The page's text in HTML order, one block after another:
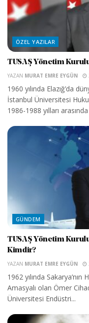
ÖZEL YAZILAR
TUSAŞ Yönetim
YAZAN MURAT EMRE EYGÜN
1960 yılında Elazığ’da
İstanbul Üniversitesi
1986-1988 yılları
GÜNDEM
TUSAŞ Yönetim
Kimdir?
YAZAN MURAT EMRE EYGÜN
1962 yılında
Amasyalı olan Ömer
Üniversitesi Endüstri...